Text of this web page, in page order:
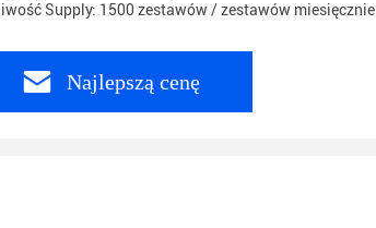
Supply: 1500 zestawów / zestawów miesięcznie
Najlepszą cenę